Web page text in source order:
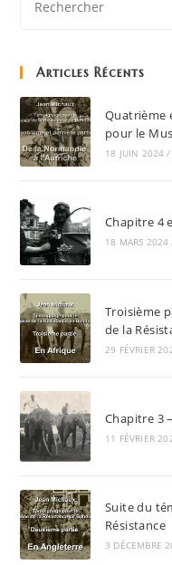
Articles Récents
Quatrième
pour le
18 JUIN 2024 /
Chapitre 4
18 MARS 2024
Troisième
de la
29 FÉVRIER
Chapitre 3
11 FÉVRIER
Suite du
Résistance
3 DÉCEMBRE